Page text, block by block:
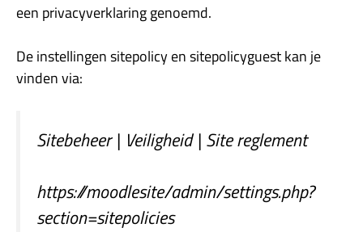
een privacyverklaring genoemd.
De instellingen sitepolicy en sitepolicyguest kan je
vinden via:
Sitebeheer | Veiligheid | Site reglement
https://moodlesite/admin/settings.php?
section=sitepolicies